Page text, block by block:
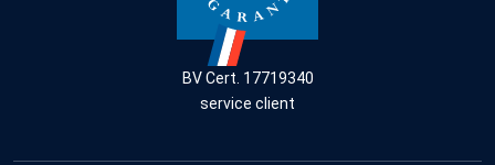
BV Cert. 17719340
service client